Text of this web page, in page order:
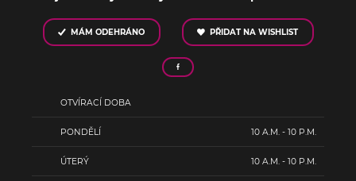
MÁM ODEHRÁNO PŘIDAT NA WISHLIST
OTVÍRACÍ DOBA
PONDĚLÍ 10 A.M. - 10 P.M.
ÚTERÝ 10 A.M. - 10 P.M.